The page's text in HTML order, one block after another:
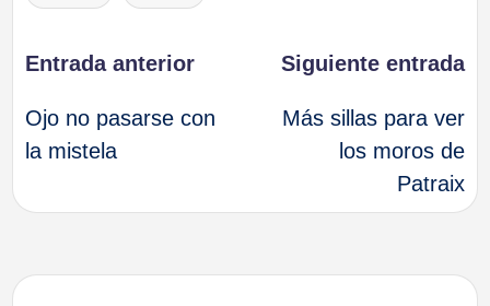
Navegación
de
entradas
Entrada anterior
Ojo no pasarse con
la mistela
Siguiente entrada
Más sillas para ver
los moros de
Patraix